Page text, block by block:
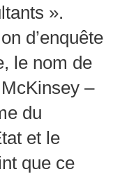
».
d’enquête
le nom de
–
du
et le
que ce